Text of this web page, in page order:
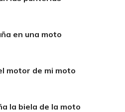
en una moto
motor de mi moto
la biela de la moto